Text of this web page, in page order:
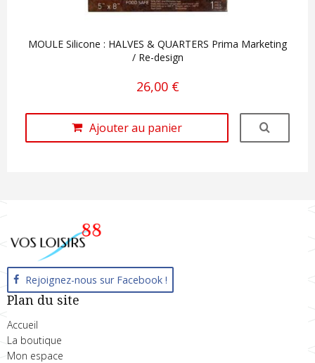
MOULE Silicone : HALVES & QUARTERS Prima Marketing
/ Re-design
26,00 €
Ajouter au panier
Rejoignez-nous sur Facebook !
Plan du site
Accueil
La boutique
Mon espace